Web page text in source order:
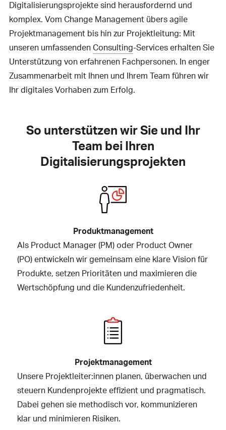
Digitalisierungsprojekte sind herausfordernd und
komplex. Vom Change Management übers agile
Projektmanagement bis hin zur Projektleitung: Mit
unseren umfassendenConsulting-Services erhalten Sie
Unterstützung von erfahrenen Fachpersonen. In enger
Zusammenarbeit mit Ihnen und Ihrem Team führen wir
Ihr digitales Vorhaben zum Erfolg.
So unterstützen wir Sie und Ihr
Team bei Ihren
Digitalisierungsprojekten
Produktmanagement
Als Product Manager (PM) oder Product Owner
(PO) entwickeln wir gemeinsam eine klare Vision für
Produkte, setzen Prioritäten und maximieren die
Wertschöpfung und die Kundenzufriedenheit.
Projektmanagement
Unsere Projektleiter:innen planen, überwachen und
steuern Kundenprojekte effizient und pragmatisch.
Dabei gehen sie methodisch vor, kommunizieren
klar und minimieren Risiken.